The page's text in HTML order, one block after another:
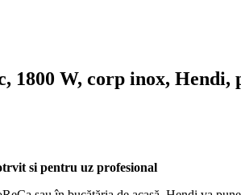
W, corp inox,
si pentru uz profesional